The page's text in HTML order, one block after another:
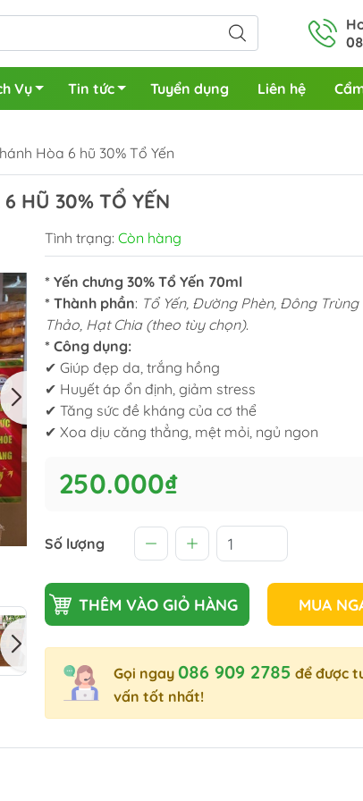
Vụ Tin tức Tuyển dụng Liên hệ
Hòa 6 hũ 30% Tổ Yến
HŨ 30% TỔ YẾN
Tình trạng: Còn hàng
* Yến chưng 30% Tổ Yến 70ml
* Thành phần: Tổ Yến, Đường Phèn, Đông Trùng
Thảo, Hạt Chia (theo tùy chọn).
* Công dụng:
✔ Giúp đẹp da, trắng hồng
✔ Huyết áp ổn định, giảm stress
✔ Tăng sức đề kháng của cơ thể
✔ Xoa dịu căng thẳng, mệt mỏi, ngủ ngon
250.000₫
Số lượng
THÊM VÀO GIỎ HÀNG MUA
Gọi ngay 086 909 2785 để được
vấn tốt nhất!